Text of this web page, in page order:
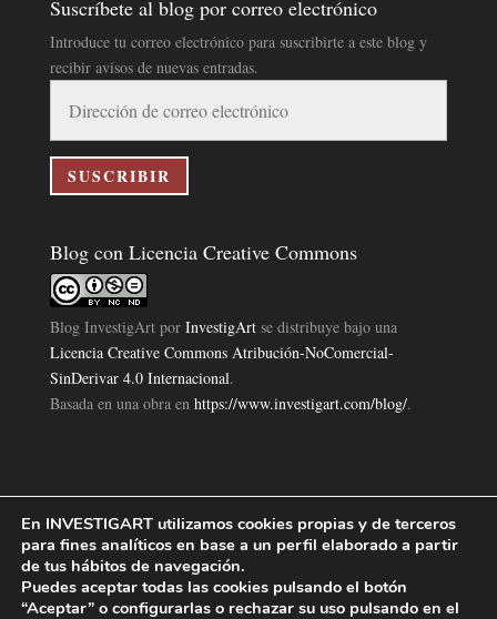
Suscríbete al blog por correo electrónico
Introduce tu correo electrónico para suscribirte a este blog y
recibir avisos de nuevas entradas.
correo
electrónico
SUSCRIBIR
Blog con Licencia Creative Commons
Blog InvestigArtpor InvestigArtse distribuye bajo una
Licencia Creative Commons Atribución-NoComercial-
SinDerivar 4.0 Internacional.
Basada en una obra en https://www.investigart.com/blog/.
Política de Privacidad|Aviso Legal|Política de Cookies|
Investigart Copyright © 2019. |
En INVESTIGART utilizamos cookies propias y de terceros
para fines analíticos en base a un perfil elaborado a partir
de tus hábitos de navegación.
Puedes aceptar todas las cookies pulsando el botón
“Aceptar” o configurarlas o rechazar su uso pulsando en el